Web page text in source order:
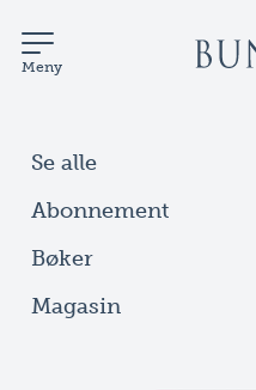
Meny
Se alle
Abonnement
Bøker
Magasin